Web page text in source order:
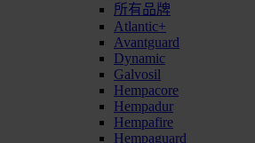
所有品牌
Atlantic+
Avantguard
Dynamic
Galvosil
Hempacore
Hempadur
Hempafire
Hempaguard